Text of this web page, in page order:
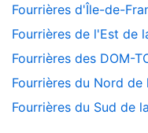
Fourrières d'Île-de-
Fourrières de l'Est de
Fourrières des DOM-
Fourrières du Nord de
Fourrières du Sud de